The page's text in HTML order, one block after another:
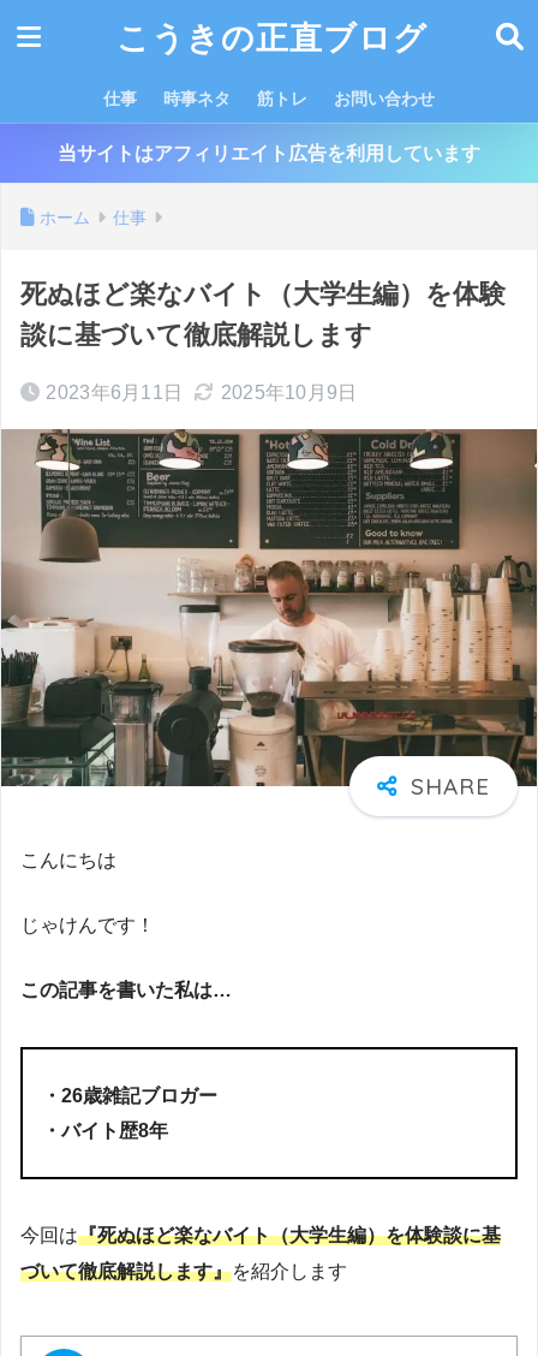
こうきの正直ブログ
仕事 時事ネタ 筋トレ お問い合わせ
当サイトはアフィリエイト広告を利用しています
ホーム 仕事
死ぬほど楽なバイト（大学生編）を体験
談に基づいて徹底解説します
2023年6月11日 2025年10月9日
こんにちは
じゃけんです！
この記事を書いた私は…
・26歳雑記ブロガー
・バイト歴8年
今回は『死ぬほど楽なバイト（大学生編）を体験談に基
づいて徹底解説します』を紹介します